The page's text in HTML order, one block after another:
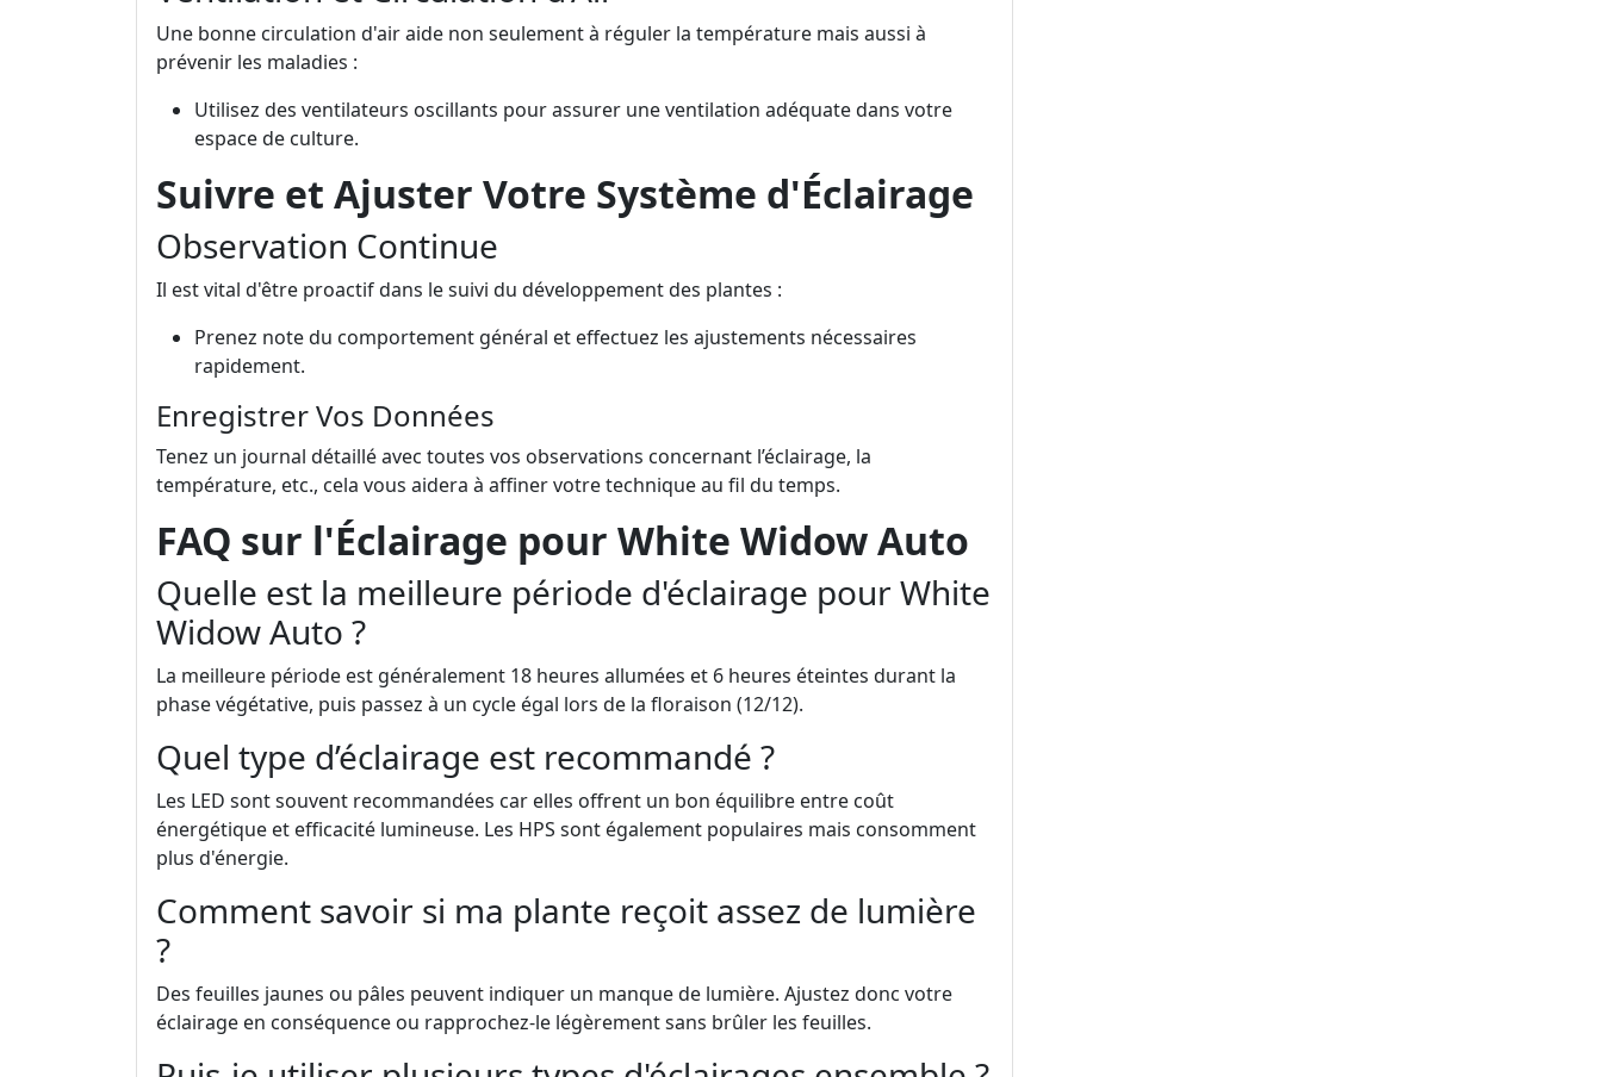
Une bonne circulation d'air aide non seulement à réguler la température mais aussi à
prévenir les maladies :
Utilisez des ventilateurs oscillants pour assurer une ventilation adéquate dans votre
espace de culture.
Suivre et Ajuster Votre Système d'Éclairage
Observation Continue
Il est vital d'être proactif dans le suivi du développement des plantes :
Prenez note du comportement général et effectuez les ajustements nécessaires
rapidement.
Enregistrer Vos Données
Tenez un journal détaillé avec toutes vos observations concernant l’éclairage, la
température, etc., cela vous aidera à affiner votre technique au fil du temps.
FAQ sur l'Éclairage pour White Widow Auto
Quelle est la meilleure période d'éclairage pour White
Widow Auto ?
La meilleure période est généralement 18 heures allumées et 6 heures éteintes durant la
phase végétative, puis passez à un cycle égal lors de la floraison (12/12).
Quel type d’éclairage est recommandé ?
Les LED sont souvent recommandées car elles offrent un bon équilibre entre coût
énergétique et efficacité lumineuse. Les HPS sont également populaires mais consomment
plus d'énergie.
Comment savoir si ma plante reçoit assez de lumière
?
Des feuilles jaunes ou pâles peuvent indiquer un manque de lumière. Ajustez donc votre
éclairage en conséquence ou rapprochez-le légèrement sans brûler les feuilles.